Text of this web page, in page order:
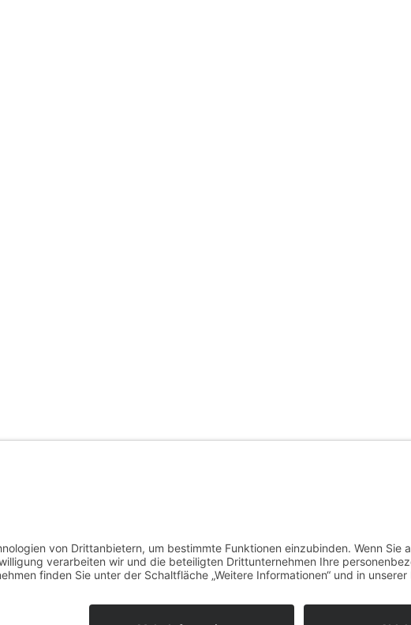
von WordPress